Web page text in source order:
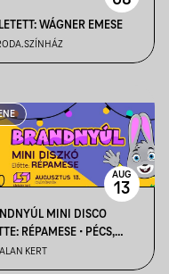
WÁGNER EMESE
MINI DISCO
RÉPAMESE • PÉCS,
KERT
KERT
AUG
13